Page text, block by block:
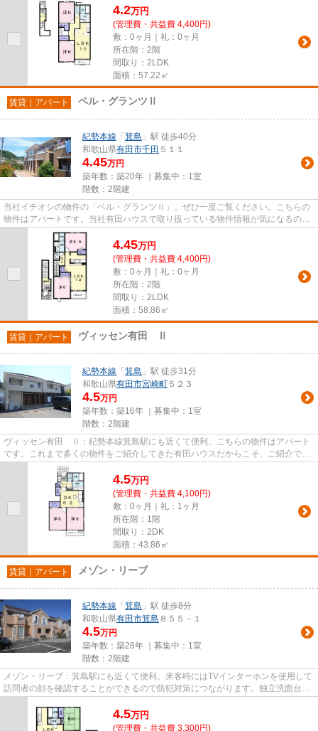
4.2万円
(管理費・共益費 4,400円)
敷：0ヶ月｜礼：0ヶ月
所在階：2階
間取り：2LDK
面積：57.22㎡
賃貸｜アパート ベル・グランツⅡ
紀勢本線 「 箕島 」駅 徒歩40分
和歌山県有田市千田 ５１１
4.45万円
築年数：築20年 ｜募集中： 1室
階数：2階建
当社イチオシの物件の「ベル・グランツⅡ」。ぜひ一度ご覧ください。こちらの
物件はアパートです。当社有田ハウスで取り扱っている物件情報が気になるので
あれば、お気軽にお問い合わせ...
4.45万円
(管理費・共益費 4,400円)
敷：0ヶ月｜礼：0ヶ月
所在階：2階
間取り：2LDK
面積：58.86㎡
賃貸｜アパート ヴィッセン有田 Ⅱ
紀勢本線 「 箕島 」駅 徒歩31分
和歌山県有田市宮崎町 ５２３
4.5万円
築年数：築16年 ｜募集中： 1室
階数：2階建
ヴィッセン有田 Ⅱ：紀勢本線箕島駅にも近くて便利。こちらの物件はアパート
です。これまで多くの物件をご紹介してきた有田ハウスだからこそ、ご紹介でき
る物件があります。まずは0737...
4.5万円
(管理費・共益費 4,100円)
敷：0ヶ月｜礼：1ヶ月
所在階：1階
間取り：2DK
面積：43.86㎡
賃貸｜アパート メゾン・リーブ
紀勢本線 「 箕島 」駅 徒歩8分
和歌山県有田市箕島 ８５５－１
4.5万円
築年数：築28年 ｜募集中： 1室
階数：2階建
メゾン・リーブ：箕島駅にも近くて便利。来客時にはTVインターホンを使用して
訪問者の顔を確認することができるので防犯対策につながります。独立洗面台な
4.5万円
(管理費・共益費 3,300円)